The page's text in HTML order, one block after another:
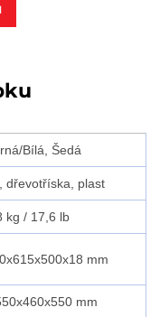
Bílá, Šedá
dřevotříska, plast
kg / 17,6 lb
mm
mm